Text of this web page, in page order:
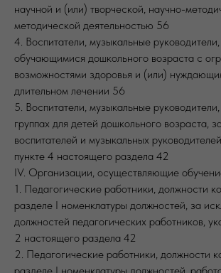
научной и (или) творческой, научно-
методической деятельностью 56
4. Воспитатели, музыкальные
обучающимися дошкольного возраста с
возможностями здоровья и (или)
длительном лечении 56
5. Воспитатели, музыкальные
группах для детей дошкольного возраста,
воспитателей и музыкальных
пункте 4 настоящего раздела 42
IV. Организации, осуществляющие
1. Педагогические работники, должности
разделе I номенклатуры должностей, за
должностей педагогических работников,
2 настоящего раздела 42
2. Педагогические работники, должности